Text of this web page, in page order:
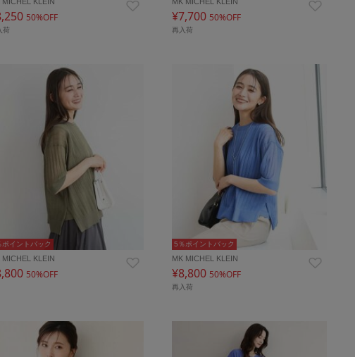
50%OFF
荷
¥7,700 50%OFF
再入荷
ポイントバック
MICHEL KLEIN
50%OFF
5％ポイントバック
MK MICHEL KLEIN
¥8,800 50%OFF
再入荷